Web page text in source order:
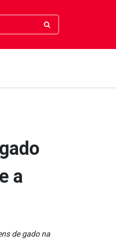
a
de gado na